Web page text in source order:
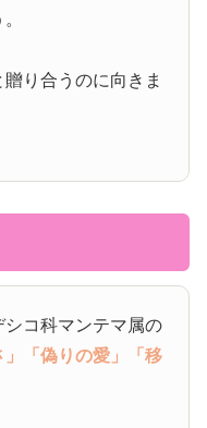
り合うのに向きま
シコ科マンテマ属の
「偽りの愛」
「移